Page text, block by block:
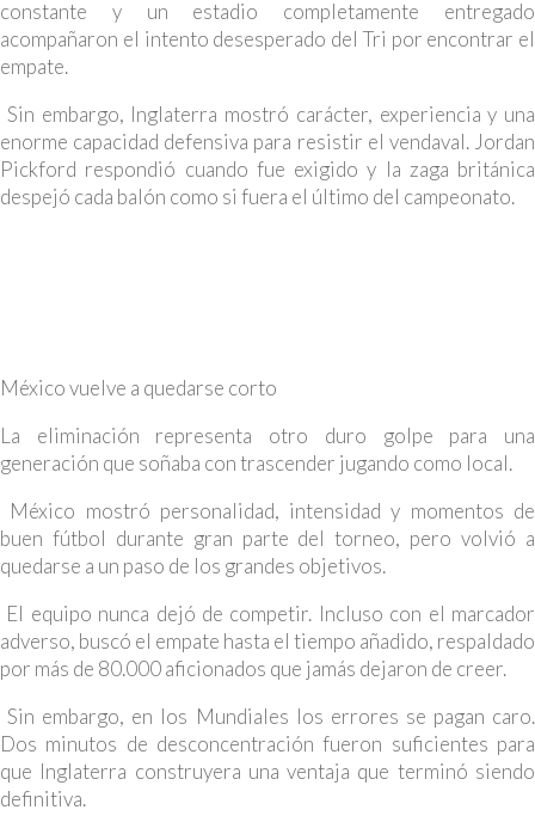
constante y un estadio completamente entregado
acompañaron el intento desesperado del Tri por encontrar el
empate.
Sin embargo, Inglaterra mostró carácter, experiencia y una
enorme capacidad defensiva para resistir el vendaval. Jordan
Pickford respondió cuando fue exigido y la zaga británica
despejó cada balón como si fuera el último del campeonato.
México vuelve a quedarse corto
La eliminación representa otro duro golpe para una
generación que soñaba con trascender jugando como local.
México mostró personalidad, intensidad y momentos de
buen fútbol durante gran parte del torneo, pero volvió a
quedarse a un paso de los grandes objetivos.
El equipo nunca dejó de competir. Incluso con el marcador
adverso, buscó el empate hasta el tiempo añadido, respaldado
por más de 80.000 aficionados que jamás dejaron de creer.
Sin embargo, en los Mundiales los errores se pagan caro.
Dos minutos de desconcentración fueron suficientes para
que Inglaterra construyera una ventaja que terminó siendo
definitiva.